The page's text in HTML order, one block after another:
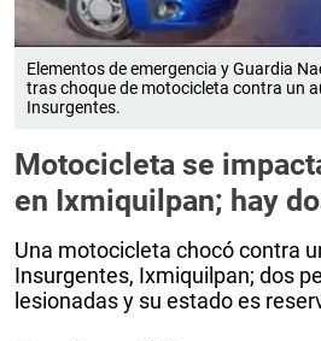
Elementos de emergencia y Guardia
tras choque de motocicleta contra un
Insurgentes.
Motocicleta se
en Ixmiquilpan; hay
Una motocicleta chocó contra
Insurgentes, Ixmiquilpan; dos
lesionadas y su estado es